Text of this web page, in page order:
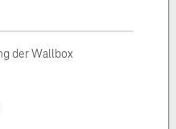
der Wallbox